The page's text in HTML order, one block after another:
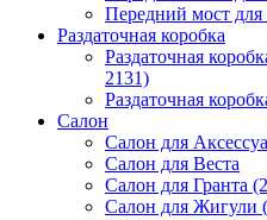
Передний мост
Раздаточная коробка
Раздаточная
2131)
Раздаточная
Салон
Салон для
Салон для Веста
Салон для Гранта
Салон для Жигули